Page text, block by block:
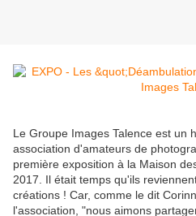
Le Groupe Images Talence est un
association d'amateurs de
première exposition à la Maison
2017. Il était temps qu'ils
créations ! Car, comme le dit
l'association, "nous aimons